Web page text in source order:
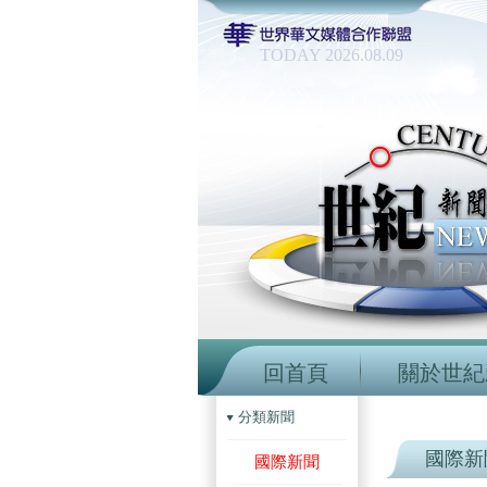
TODAY 2026.08.09
回首頁 關於世
分類新聞
國際新聞 國際